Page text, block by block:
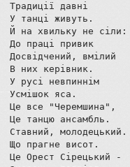
Традиції давні
У танці живуть.
Й на хвильку не сіли:
До праці привик
Досвідчений, вмілий
В них керівник.
У русі невпиннім
Усмішок яса.
Це все "Черемшина",
Це танцю ансамбль.
Ставний, молодецький.
Що прагне висот.
Це Орест Сірецький -